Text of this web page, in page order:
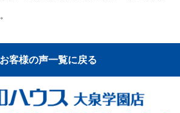
お客様の声一覧に戻る